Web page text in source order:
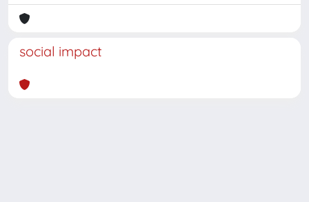
social impact